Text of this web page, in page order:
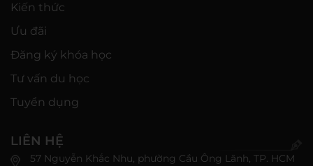
Kiến thức
Ưu đãi
Đăng ký khóa học
Tư vấn du học
Tuyển dụng
LIÊN HỆ
57 Nguyễn Khắc Nhu, phường Cầu Ông Lãnh, TP. HCM